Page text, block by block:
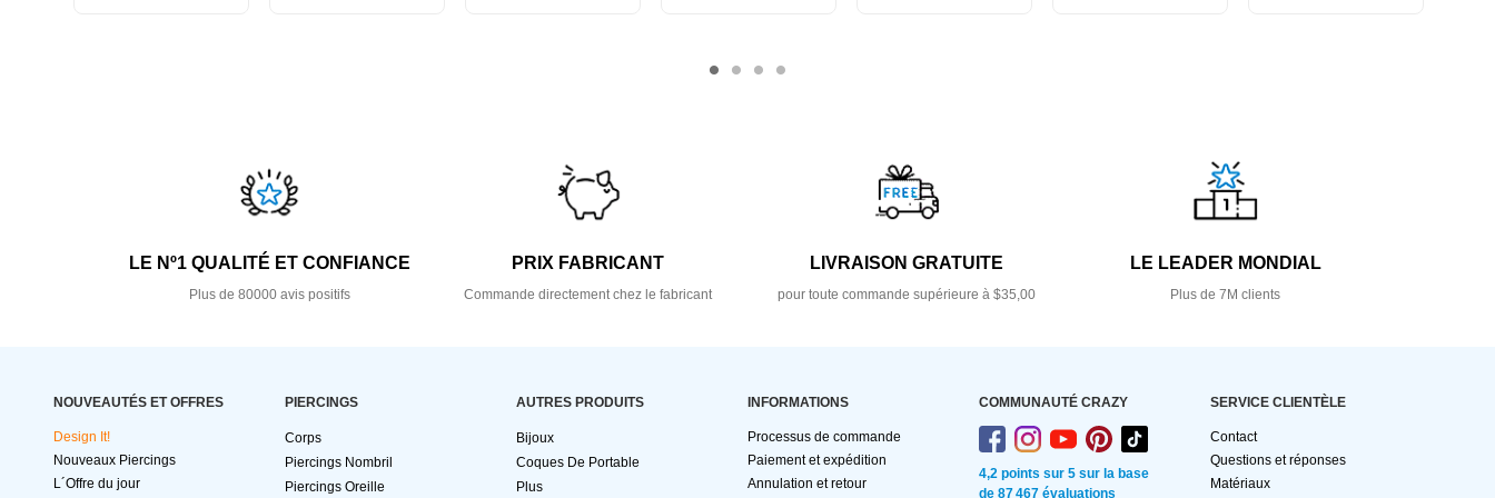
LE Nº1 QUALITÉ ET CONFIANCE
Plus de 80000 avis positifs
PRIX FABRICANT
Commande directement chez le fabricant
LIVRAISON GRATUITE
pour toute commande supérieure à $35,00
LE LEADER MONDIAL
Plus de 7M clients
NOUVEAUTÉS ET OFFRES
Design It!
Nouveaux Piercings
L´Offre du jour
PIERCINGS
Corps
Piercings Nombril
Piercings Oreille
AUTRES PRODUITS
Bijoux
Coques De Portable
Plus
INFORMATIONS
Processus de commande
Paiement et expédition
Annulation et retour
COMMUNAUTÉ CRAZY
4,2 points sur 5 sur la base
de 87 467 évaluations
SERVICE CLIENTÈLE
Contact
Questions et réponses
Matériaux